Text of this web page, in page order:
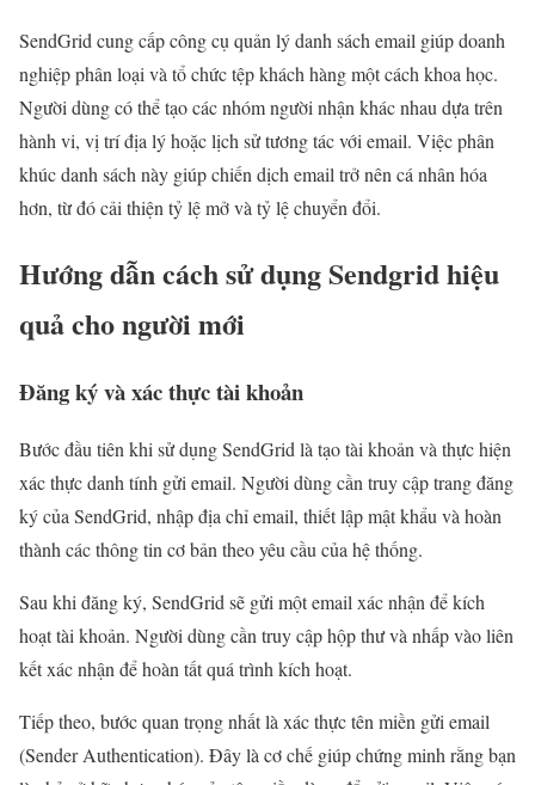
SendGrid cung cấp công cụ quản lý danh sách email giúp doanh
nghiệp phân loại và tổ chức tệp khách hàng một cách khoa học.
Người dùng có thể tạo các nhóm người nhận khác nhau dựa trên
hành vi, vị trí địa lý hoặc lịch sử tương tác với email. Việc phân
khúc danh sách này giúp chiến dịch email trở nên cá nhân hóa
hơn, từ đó cải thiện tỷ lệ mở và tỷ lệ chuyển đổi.
Hướng dẫn cách sử dụng Sendgrid hiệu
quả cho người mới
Đăng ký và xác thực tài khoản
Bước đầu tiên khi sử dụng SendGrid là tạo tài khoản và thực hiện
xác thực danh tính gửi email. Người dùng cần truy cập trang đăng
ký của SendGrid, nhập địa chỉ email, thiết lập mật khẩu và hoàn
thành các thông tin cơ bản theo yêu cầu của hệ thống.
Sau khi đăng ký, SendGrid sẽ gửi một email xác nhận để kích
hoạt tài khoản. Người dùng cần truy cập hộp thư và nhấp vào liên
kết xác nhận để hoàn tất quá trình kích hoạt.
Tiếp theo, bước quan trọng nhất là xác thực tên miền gửi email
(Sender Authentication). Đây là cơ chế giúp chứng minh rằng bạn